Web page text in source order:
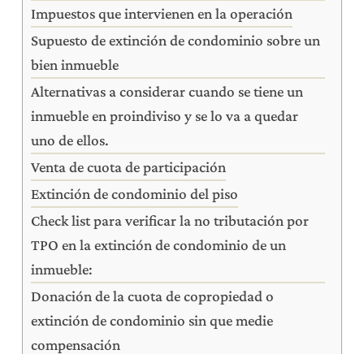
Impuestos que intervienen en la operación
Supuesto de extinción de condominio sobre un
bien inmueble
Alternativas a considerar cuando se tiene un
inmueble en proindiviso y se lo va a quedar
uno de ellos.
Venta de cuota de participación
Extinción de condominio del piso
Check list para verificar la no tributación por
TPO en la extinción de condominio de un
inmueble:
Donación de la cuota de copropiedad o
extinción de condominio sin que medie
compensación